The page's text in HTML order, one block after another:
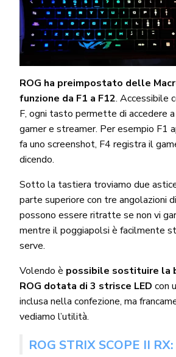
ROG ha preimpostato delle
funzione da F1 a F12. Accessibile
F, ogni tasto permette di accedere
gamer e streamer. Per esempio F1
fa uno screenshot, F4 registra il
dicendo.
Sotto la tastiera troviamo due
parte superiore con tre angolazioni
possono essere ritratte se non vi
mentre il poggiapolsi è facilmente
serve.
Volendo è possibile sostituire la
ROG dotata di 3 strisce LED con
inclusa nella confezione, ma
vediamo l’utilità.
ROG STRIX SCOPE II